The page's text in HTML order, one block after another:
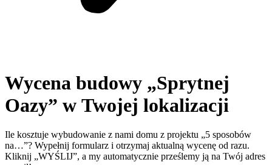
Wycena budowy „Sprytnej
Oazy” w Twojej lokalizacji
Ile kosztuje wybudowanie z nami domu z projektu „5 sposobów
na…”? Wypełnij formularz i otrzymaj aktualną wycenę od razu.
Kliknij „WYŚLIJ”, a my automatycznie prześlemy ją na Twój adres